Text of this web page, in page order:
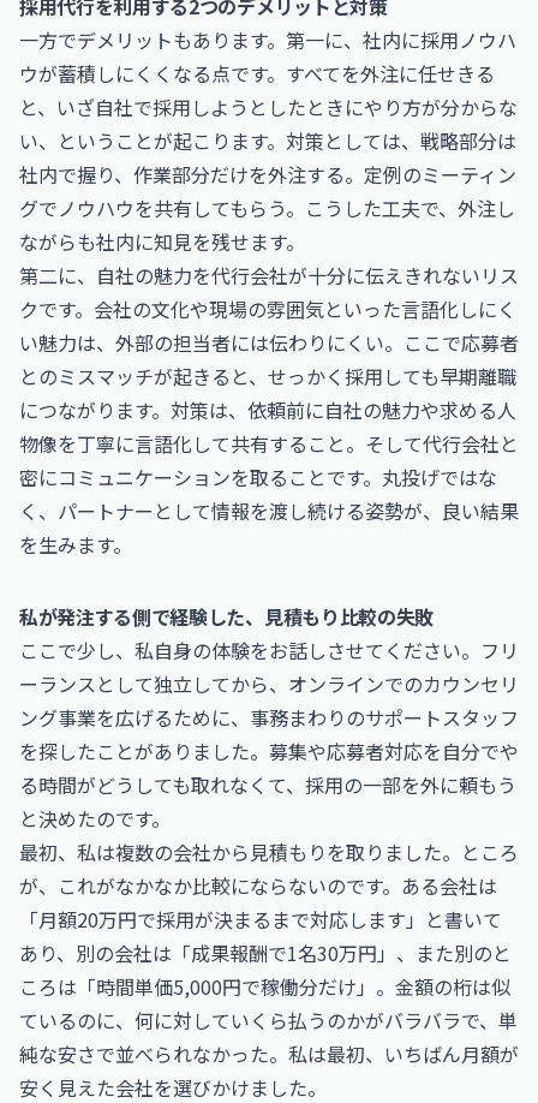
採用代行を利用する2つのデメリットと対策
一方でデメリットもあります。第一に、社内に採用ノウハ
ウが蓄積しにくくなる点です。すべてを外注に任せきる
と、いざ自社で採用しようとしたときにやり方が分からな
い、ということが起こります。対策としては、戦略部分は
社内で握り、作業部分だけを外注する。定例のミーティン
グでノウハウを共有してもらう。こうした工夫で、外注し
ながらも社内に知見を残せます。
第二に、自社の魅力を代行会社が十分に伝えきれないリス
クです。会社の文化や現場の雰囲気といった言語化しにく
い魅力は、外部の担当者には伝わりにくい。ここで応募者
とのミスマッチが起きると、せっかく採用しても早期離職
につながります。対策は、依頼前に自社の魅力や求める人
物像を丁寧に言語化して共有すること。そして代行会社と
密にコミュニケーションを取ることです。丸投げではな
く、パートナーとして情報を渡し続ける姿勢が、良い結果
を生みます。
私が発注する側で経験した、見積もり比較の失敗
ここで少し、私自身の体験をお話しさせてください。フリ
ーランスとして独立してから、オンラインでのカウンセリ
ング事業を広げるために、事務まわりのサポートスタッフ
を探したことがありました。募集や応募者対応を自分でや
る時間がどうしても取れなくて、採用の一部を外に頼もう
と決めたのです。
最初、私は複数の会社から見積もりを取りました。ところ
が、これがなかなか比較にならないのです。ある会社は
「月額20万円で採用が決まるまで対応します」と書いて
あり、別の会社は「成果報酬で1名30万円」、また別のと
ころは「時間単価5,000円で稼働分だけ」。金額の桁は似
ているのに、何に対していくら払うのかがバラバラで、単
純な安さで並べられなかった。私は最初、いちばん月額が
安く見えた会社を選びかけました。